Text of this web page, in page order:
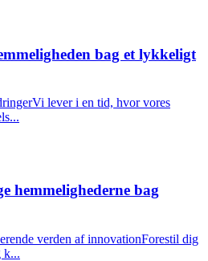
bag et lykkeligt
lever i en tid, hvor vores
hemmelighederne bag
verden af innovationForestil dig
k...